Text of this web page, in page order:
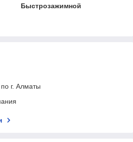
Быстрозажимной
г. Алматы